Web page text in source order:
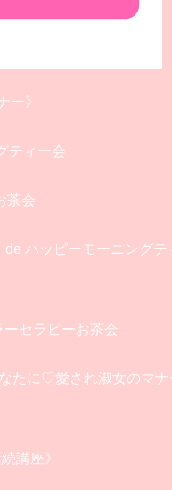
ー》
ティー会
茶会
ハッピーモーニングテ
セラピーお茶会
たに♡愛され淑女のマナ
講座》